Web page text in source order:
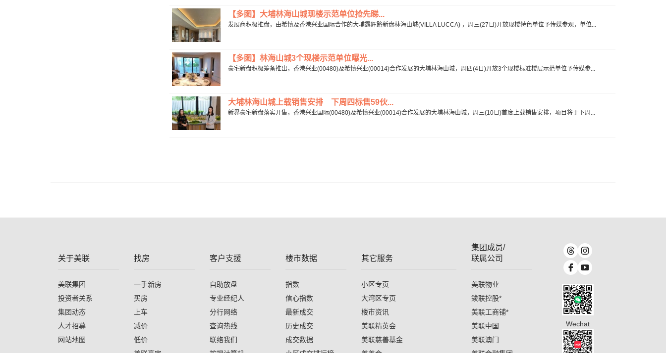
【多图】大埔林海山城现楼示范单位抢先睇...
发展商积极推盘，由希慎及香港兴业国际合作的大埔露辉路新盘林海山城(VILLA LUCCA) ，周三(27日)开放现楼特色单位予传媒参观，单位...
【多图】林海山城3个现楼示范单位曝光...
豪宅新盘积极筹备推出，香港兴业(00480)及希慎兴业(00014)合作发展的大埔林海山城，周四(4日)开放3个现楼标准楼层示范单位予传媒参...
大埔林海山城上载销售安排 下周四标售59伙...
新界豪宅新盘落实开售，香港兴业国际(00480)及希慎兴业(00014)合作发展的大埔林海山城，周三(10日)首度上载销售安排，项目将于下周...
关于美联
美联集团
投资者关系
集团动态
人才招募
网站地图
找房
一手新房
买房
上车
减价
低价
客户支援
自助放盘
专业经纪人
分行网络
查询热线
联络我们
楼市数据
指数
信心指数
最新成交
历史成交
成交数据
其它服务
小区专页
大湾区专页
楼市资讯
美联精英会
美联慈善基金
集团成员/
联属公司
美联物业
鋑联控股*
美联工商铺*
美联中国
美联澳门
Wechat